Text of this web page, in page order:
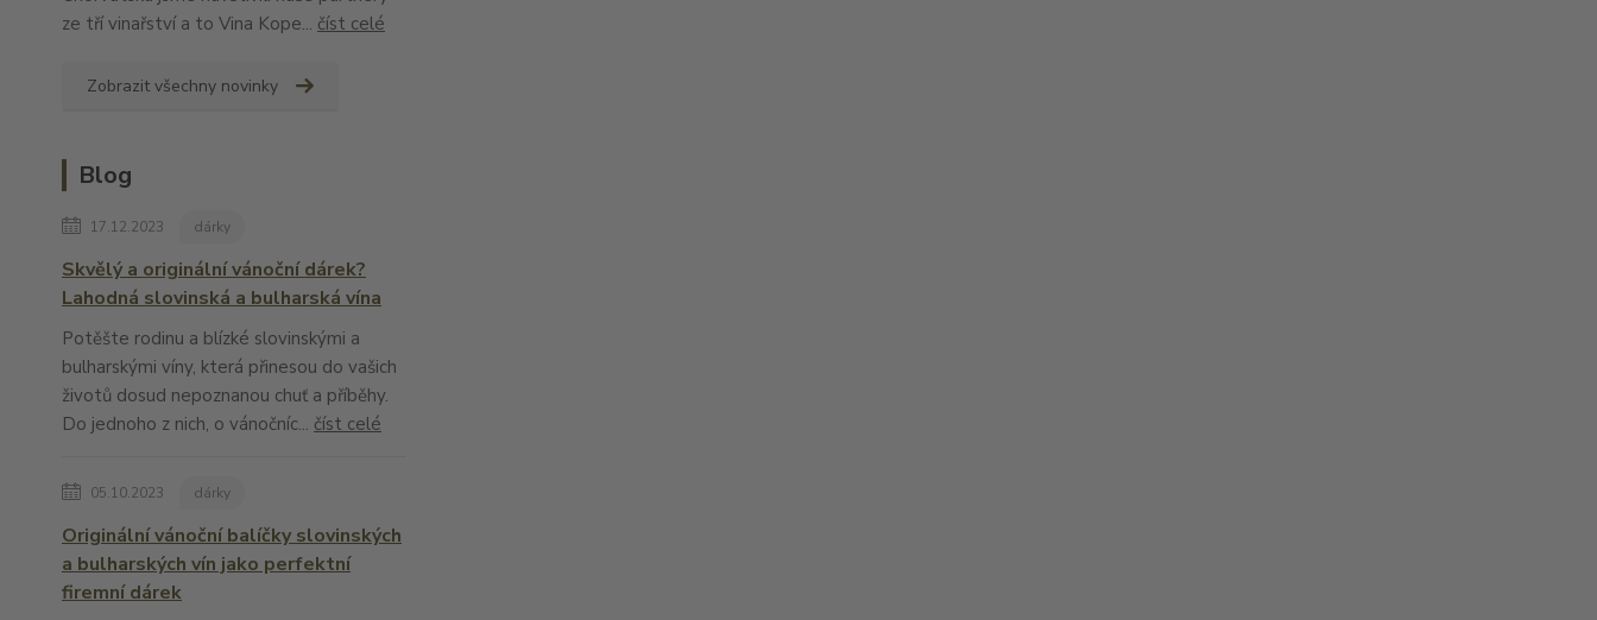
ze tří vinařství a to Vina Kope... číst celé
Zobrazit všechny novinky
Blog
17.12.2023 dárky
Skvělý a originální vánoční dárek?
Lahodná slovinská a bulharská vína
Potěšte rodinu a blízké slovinskými a
bulharskými víny, která přinesou do vašich
životů dosud nepoznanou chuť a příběhy.
Do jednoho z nich, o vánočníc... číst celé
05.10.2023 dárky
Originální vánoční balíčky slovinských
a bulharských vín jako perfektní
firemní dárek